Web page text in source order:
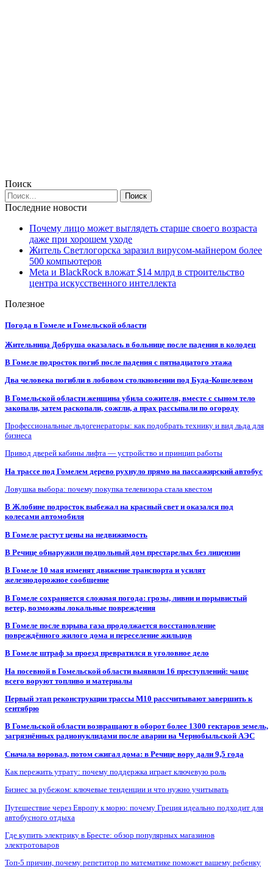
Поиск
Последние новости
Почему лицо может выглядеть старше своего возраста
даже при хорошем уходе
Житель Светлогорска заразил вирусом-майнером более
500 компьютеров
Meta и BlackRock вложат $14 млрд в строительство
центра искусственного интеллекта
Полезное
Погода в Гомеле и Гомельской области
Жительница Добруша оказалась в больнице после падения в колодец
В Гомеле подросток погиб после падения с пятнадцатого этажа
Два человека погибли в лобовом столкновении под Буда-Кошелевом
В Гомельской области женщина убила сожителя, вместе с сыном тело
закопали, затем раскопали, сожгли, а прах рассыпали по огороду
Профессиональные льдогенераторы: как подобрать технику и вид льда для
бизнеса
Привод дверей кабины лифта — устройство и принцип работы
На трассе под Гомелем дерево рухнуло прямо на пассажирский автобус
Ловушка выбора: почему покупка телевизора стала квестом
В Жлобине подросток выбежал на красный свет и оказался под
колесами автомобиля
В Гомеле растут цены на недвижимость
В Речице обнаружили подпольный дом престарелых без лицензии
В Гомеле 10 мая изменят движение транспорта и усилят
железнодорожное сообщение
В Гомеле сохраняется сложная погода: грозы, ливни и порывистый
ветер, возможны локальные повреждения
В Гомеле после взрыва газа продолжается восстановление
повреждённого жилого дома и переселение жильцов
В Гомеле штраф за проезд превратился в уголовное дело
На посевной в Гомельской области выявили 16 преступлений: чаще
всего воруют топливо и материалы
Первый этап реконструкции трассы М10 рассчитывают завершить к
сентябрю
В Гомельской области возвращают в оборот более 1300 гектаров земель,
загрязнённых радионуклидами после аварии на Чернобыльской АЭС
Сначала воровал, потом сжигал дома: в Речице вору дали 9,5 года
Как пережить утрату: почему поддержка играет ключевую роль
Бизнес за рубежом: ключевые тенденции и что нужно учитывать
Путешествие через Европу к морю: почему Греция идеально подходит для
автобусного отдыха
Где купить электрику в Бресте: обзор популярных магазинов
электротоваров
Топ-5 причин, почему репетитор по математике поможет вашему ребенку